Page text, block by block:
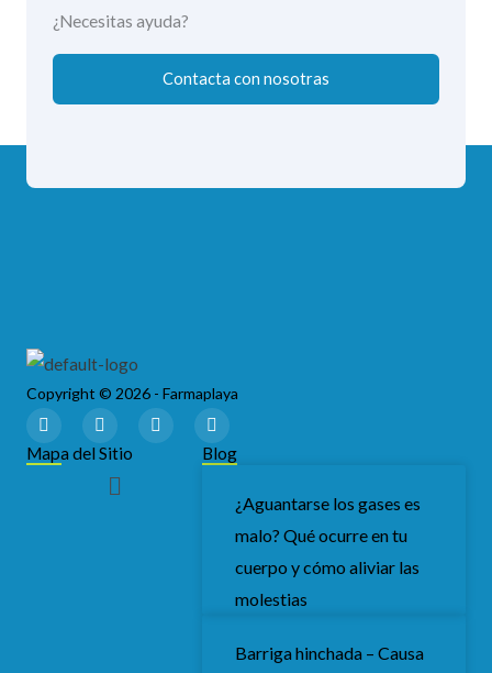
¿Necesitas ayuda?
Contacta con nosotras
Copyright © 2026 - Farmaplaya
F
a
c
e
T
w
i
I
n
Y
o
u
t
Mapa del Sitio
Menú
Blog
¿Aguantarse los gases es
malo? Qué ocurre en tu
cuerpo y cómo aliviar las
molestias
Barriga hinchada – Causa